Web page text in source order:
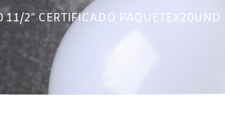
2″ CERTIFICADO PAQUETEX20UND